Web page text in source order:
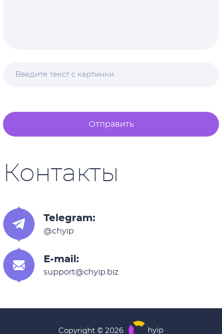
Отправить
Контакты
Telegram:
@chyip
E-mail:
support@chyip.biz
Copyright © 2026 hyip